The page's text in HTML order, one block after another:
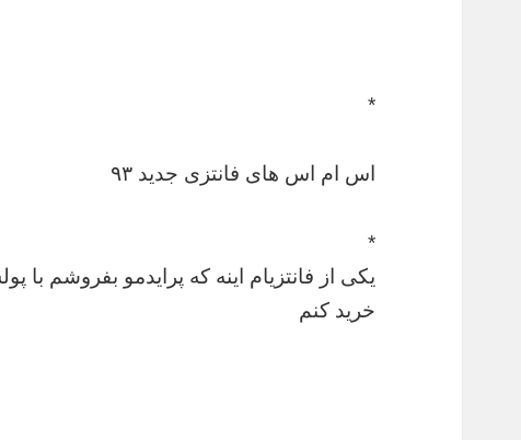
*
اس ام اس های فانتزی جدید ۹۳
*
یکی از فانتزیام اینه که پرایدمو بفروشم
خرید کنم